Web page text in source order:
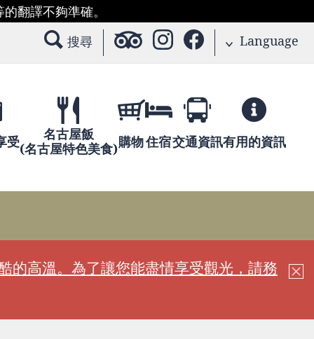
翻譯不夠準確。
搜尋
Language
受
名古屋飯
(名古屋特色美食)購物住宿交通資訊有用的資訊
的高溫。為了讓您能盡情享受觀光，請務